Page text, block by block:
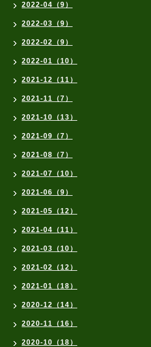
2022-04（9）
2022-03（9）
2022-02（9）
2022-01（10）
2021-12（11）
2021-11（7）
2021-10（13）
2021-09（7）
2021-08（7）
2021-07（10）
2021-06（9）
2021-05（12）
2021-04（11）
2021-03（10）
2021-02（12）
2021-01（18）
2020-12（14）
2020-11（16）
2020-10（18）